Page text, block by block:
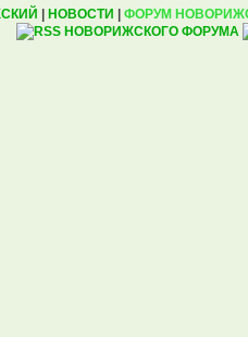
| НОВОСТИ | ФОРУМ